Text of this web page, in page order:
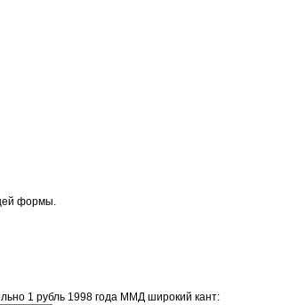
формы.
1 рубль 1998 года ММД широкий кант: